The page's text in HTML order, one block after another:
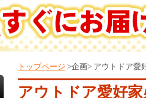
トップページ >企画> アウトドア愛
アウトドア愛好